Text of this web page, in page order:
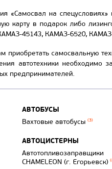
«Самосвал на
карту в подарок либо
45143, КАМАЗ-6520,
приобретать самосвальную
автотехники необходимо
предпринимателей.
АВТОБУСЫ
Вахтовые автобусы (3)
АВТОЦИСТЕРНЫ
Автотопливозаправщики
CHAMELEON (г. Егорьевск)